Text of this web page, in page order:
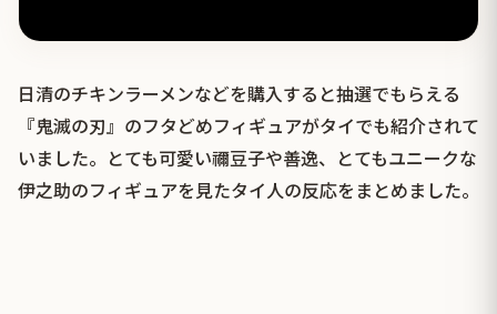
日清のチキンラーメンなどを購入すると抽選でもらえる
『鬼滅の刃』のフタどめフィギュアがタイでも紹介されて
いました。とても可愛い禰豆子や善逸、とてもユニークな
伊之助のフィギュアを見たタイ人の反応をまとめました。